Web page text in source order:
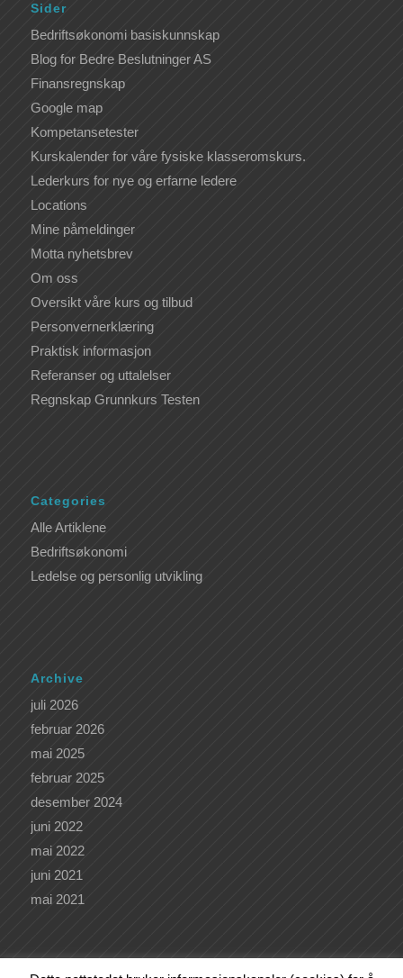
Sider
Bedriftsøkonomi basiskunnskap
Blog for Bedre Beslutninger AS
Finansregnskap
Google map
Kompetansetester
Kurskalender for våre fysiske klasseromskurs.
Lederkurs for nye og erfarne ledere
Locations
Mine påmeldinger
Motta nyhetsbrev
Om oss
Oversikt våre kurs og tilbud
Personvernerklæring
Praktisk informasjon
Referanser og uttalelser
Regnskap Grunnkurs Testen
Categories
Alle Artiklene
Bedriftsøkonomi
Ledelse og personlig utvikling
Archive
juli 2026
februar 2026
mai 2025
februar 2025
desember 2024
juni 2022
mai 2022
juni 2021
mai 2021